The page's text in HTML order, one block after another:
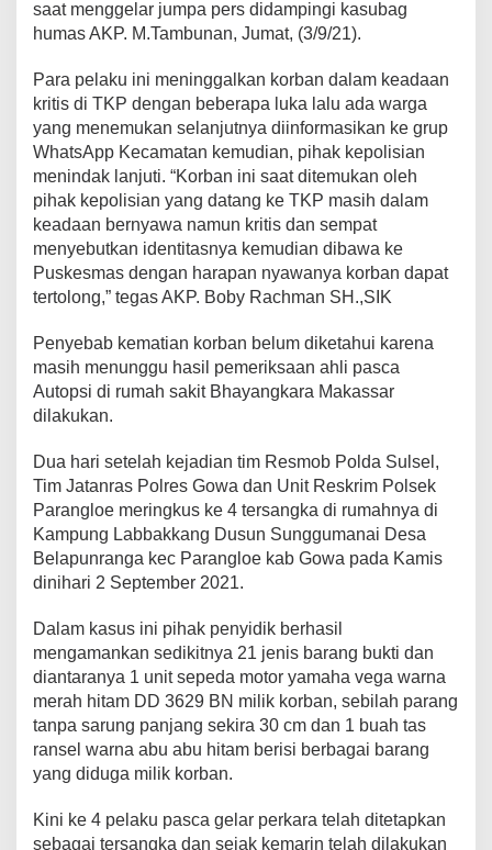
saat menggelar jumpa pers didampingi kasubag
humas AKP. M.Tambunan, Jumat, (3/9/21).
Para pelaku ini meninggalkan korban dalam keadaan
kritis di TKP dengan beberapa luka lalu ada warga
yang menemukan selanjutnya diinformasikan ke grup
WhatsApp Kecamatan kemudian, pihak kepolisian
menindak lanjuti. “Korban ini saat ditemukan oleh
pihak kepolisian yang datang ke TKP masih dalam
keadaan bernyawa namun kritis dan sempat
menyebutkan identitasnya kemudian dibawa ke
Puskesmas dengan harapan nyawanya korban dapat
tertolong,” tegas AKP. Boby Rachman SH.,SIK
Penyebab kematian korban belum diketahui karena
masih menunggu hasil pemeriksaan ahli pasca
Autopsi di rumah sakit Bhayangkara Makassar
dilakukan.
Dua hari setelah kejadian tim Resmob Polda Sulsel,
Tim Jatanras Polres Gowa dan Unit Reskrim Polsek
Parangloe meringkus ke 4 tersangka di rumahnya di
Kampung Labbakkang Dusun Sunggumanai Desa
Belapunranga kec Parangloe kab Gowa pada Kamis
dinihari 2 September 2021.
Dalam kasus ini pihak penyidik berhasil
mengamankan sedikitnya 21 jenis barang bukti dan
diantaranya 1 unit sepeda motor yamaha vega warna
merah hitam DD 3629 BN milik korban, sebilah parang
tanpa sarung panjang sekira 30 cm dan 1 buah tas
ransel warna abu abu hitam berisi berbagai barang
yang diduga milik korban.
Kini ke 4 pelaku pasca gelar perkara telah ditetapkan
sebagai tersangka dan sejak kemarin telah dilakukan